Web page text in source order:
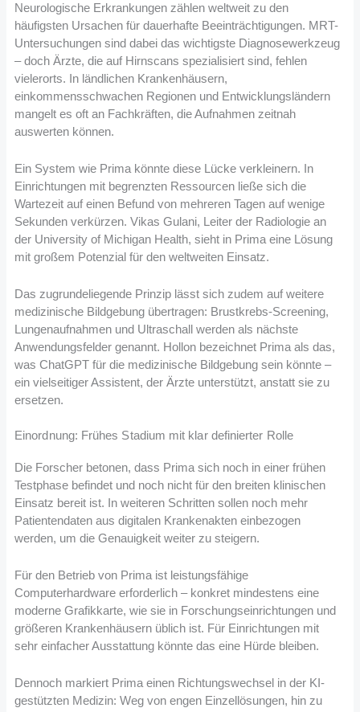
Neurologische Erkrankungen zählen weltweit zu den
häufigsten Ursachen für dauerhafte Beeinträchtigungen. MRT-
Untersuchungen sind dabei das wichtigste Diagnosewerkzeug
– doch Ärzte, die auf Hirnscans spezialisiert sind, fehlen
vielerorts. In ländlichen Krankenhäusern,
einkommensschwachen Regionen und Entwicklungsländern
mangelt es oft an Fachkräften, die Aufnahmen zeitnah
auswerten können.
Ein System wie Prima könnte diese Lücke verkleinern. In
Einrichtungen mit begrenzten Ressourcen ließe sich die
Wartezeit auf einen Befund von mehreren Tagen auf wenige
Sekunden verkürzen. Vikas Gulani, Leiter der Radiologie an
der University of Michigan Health, sieht in Prima eine Lösung
mit großem Potenzial für den weltweiten Einsatz.
Das zugrundeliegende Prinzip lässt sich zudem auf weitere
medizinische Bildgebung übertragen: Brustkrebs-Screening,
Lungenaufnahmen und Ultraschall werden als nächste
Anwendungsfelder genannt. Hollon bezeichnet Prima als das,
was ChatGPT für die medizinische Bildgebung sein könnte –
ein vielseitiger Assistent, der Ärzte unterstützt, anstatt sie zu
ersetzen.
Einordnung: Frühes Stadium mit klar definierter Rolle
Die Forscher betonen, dass Prima sich noch in einer frühen
Testphase befindet und noch nicht für den breiten klinischen
Einsatz bereit ist. In weiteren Schritten sollen noch mehr
Patientendaten aus digitalen Krankenakten einbezogen
werden, um die Genauigkeit weiter zu steigern.
Für den Betrieb von Prima ist leistungsfähige
Computerhardware erforderlich – konkret mindestens eine
moderne Grafikkarte, wie sie in Forschungseinrichtungen und
größeren Krankenhäusern üblich ist. Für Einrichtungen mit
sehr einfacher Ausstattung könnte das eine Hürde bleiben.
Dennoch markiert Prima einen Richtungswechsel in der KI-
gestützten Medizin: Weg von engen Einzellösungen, hin zu